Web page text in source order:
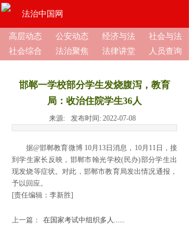
法治中国网
高层动态 公安动态 经济与法
社会与法
社会综合
法治聚焦 法律讲堂 人员查询
邯郸一学校部分学生发烧腹泻，教育
局：收治住院学生36人
来源: 发布时间: 2022-07-08
据@邯郸教育微博 10月13日消息，10月11日，接
到学生家长反映，邯郸市翰光学校(民办)部分学生出
现发烧等症状。对此，邯郸市教育局发出情况通报，
予以回应。
[责任编辑：李新胜]
上一篇：
在国家考试中组织多人......